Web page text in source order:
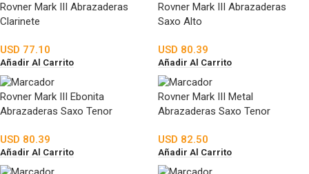
Rovner Mark III Abrazaderas
Clarinete
USD 77.10
Añadir Al Carrito
Rovner Mark III Abrazaderas
Saxo Alto
USD 80.39
Añadir Al Carrito
Rovner Mark III Ebonita
Abrazaderas Saxo Tenor
USD 80.39
Añadir Al Carrito
Rovner Mark III Metal
Abrazaderas Saxo Tenor
USD 82.50
Añadir Al Carrito